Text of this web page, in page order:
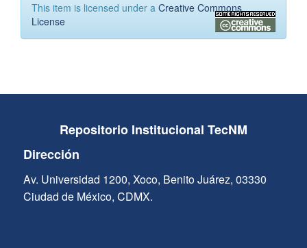
This item is licensed under a Creative Commons
License
Repositorio Institucional TecNM
Dirección
Av. Universidad 1200, Xoco, Benito Juárez, 03330
Ciudad de México, CDMX.